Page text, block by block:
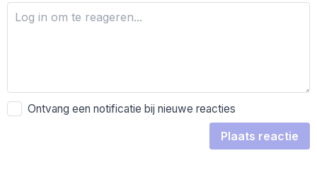
Ontvang een notificatie bij nieuwe reacties
Plaats reactie